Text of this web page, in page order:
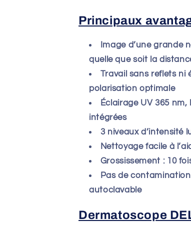
Principaux
Image d’une grande
quelle que soit la
Travail sans reflets ni
polarisation optimale
Éclairage UV 365
intégrées
3 niveaux d’intensité
Nettoyage facile à
Grossissement : 10
Pas de
autoclavable
Dermatoscope